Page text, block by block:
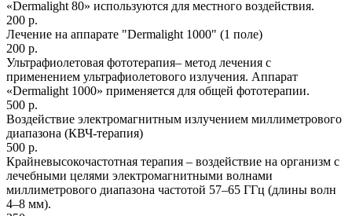
«Dermalight 80» используются для местного воздействия.
200 р.
Лечение на аппарате "Dermalight 1000" (1 поле)
200 р.
Ультрафиолетовая фототерапия– метод лечения с
применением ультрафиолетового излучения. Аппарат
«Dermalight 1000» применяется для общей фототерапии.
500 р.
Воздействие электромагнитным излучением миллиметрового
диапазона (КВЧ-терапия)
500 р.
Крайневысокочастотная терапия – воздействие на организм с
лечебными целями электромагнитными волнами
миллиметрового диапазона частотой 57–65 ГГц (длины волн
4–8 мм).